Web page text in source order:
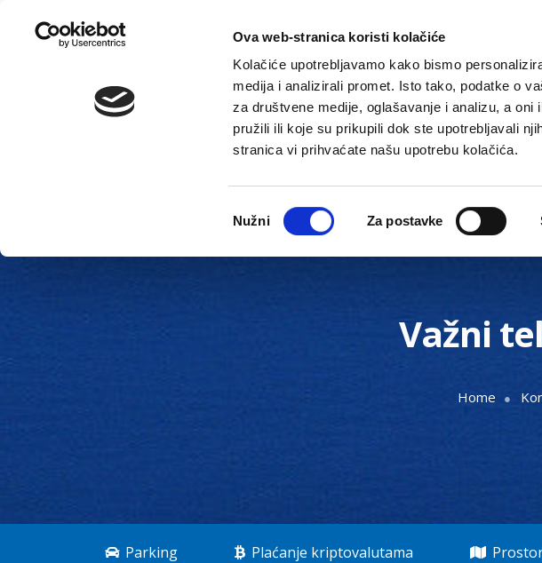
Ova web-stranica koristi kolačiće
Kolačiće upotrebljavamo kako bismo
medija i analizirali promet. Isto tako, podatke o
za društvene medije, oglašavanje i analizu, a
pružili ili koje su prikupili dok ste upotrebljavali
stranica vi prihvaćate našu upotrebu kolačića.
pristanka
Nužni Za postavke
Gradska uprava Gradske ustanove,
Važni
Home
Parking Plaćanje kriptovalutama